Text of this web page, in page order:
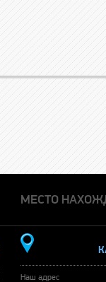
МЕСТО
Наш адрес